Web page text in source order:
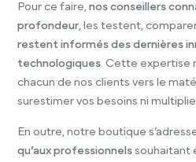
Pour ce faire,nos conseillers
profondeur, les testent,
restent informés des dernières
technologiques. Cette expertise
chacun de nos clients vers le
surestimer vos besoins ni
En outre, notre boutique
qu’aux professionnels souhaitant